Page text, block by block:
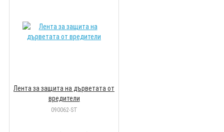
Лента за защита на дърветата от
вредители
090062-ST